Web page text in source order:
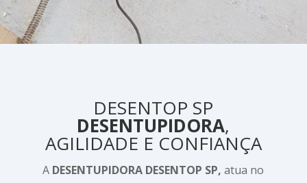
DESENTOP SP
DESENTUPIDORA,
AGILIDADE E CONFIANÇA
A DESENTUPIDORA DESENTOP SP,atua no